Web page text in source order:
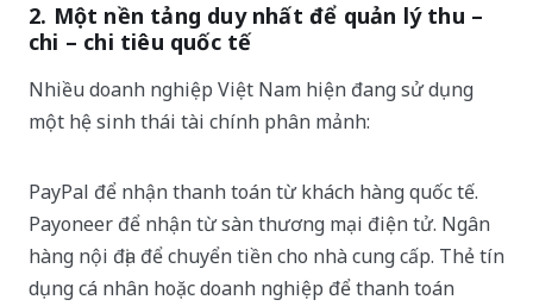
2. Một nền tảng duy nhất để quản lý thu –
chi – chi tiêu quốc tế
Nhiều doanh nghiệp Việt Nam hiện đang sử dụng
một hệ sinh thái tài chính phân mảnh:
PayPal để nhận thanh toán từ khách hàng quốc tế.
Payoneer để nhận từ sàn thương mại điện tử. Ngân
hàng nội địa để chuyển tiền cho nhà cung cấp. Thẻ tín
dụng cá nhân hoặc doanh nghiệp để thanh toán